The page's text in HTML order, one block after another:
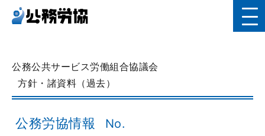
公務公共サービス労働組合協議会
方針・諸資料（過去）
公務労協情報 No.